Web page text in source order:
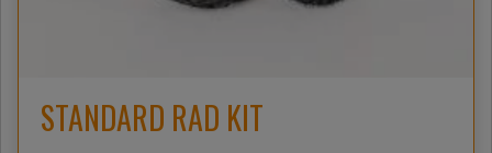
STANDARD RAD KIT